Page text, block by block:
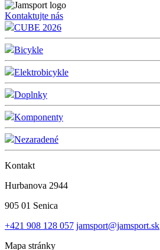
Kontaktujte nás
CUBE 2026
Bicykle
Elektrobicykle
Doplnky
Komponenty
Nezaradené
Kontakt
Hurbanova 2944
905 01 Senica
+421 908 128 057 jamsport@jamsport.sk
Mapa stránky